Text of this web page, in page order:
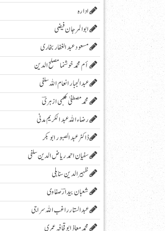
ادارہ
ابوالمرجان فیضی
مسعود عبد الغفار بخاری
أم محمد خوشنما مصلح الدین
عبدالجبار انعام اللہ سلفی
محمد مصطفیٰ کعبی ازہریؔ
رضاء اللہ عبد الکریم مدنی
ڈاکٹر عبد الصبور ابو بکر
سفیان احمد ریاض الدین سلفی
ظہیرالدین سنابلی
شعبان بیدارؔ صفاوی
عبدالستار راغب اللہ سراجی
محمدمعاذابوقحافہ عمری